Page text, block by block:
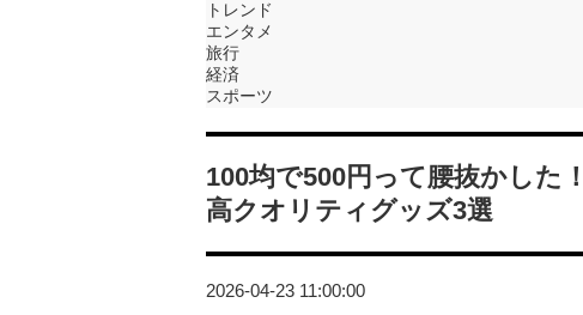
トレンド
エンタメ
旅行
経済
スポーツ
100均で500円って腰抜かした
高クオリティグッズ3選
2026-04-23 11:00:00